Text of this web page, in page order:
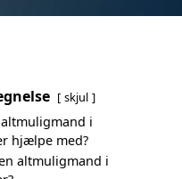
skjul
i
hjælpe med?
altmuligmand i